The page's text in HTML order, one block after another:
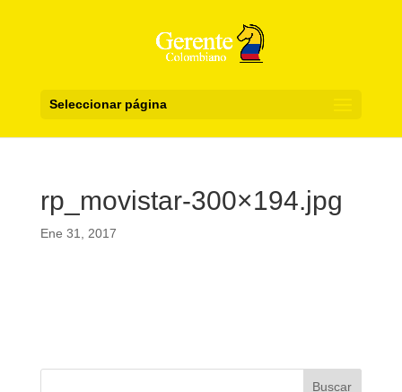
Seleccionar página
rp_movistar-300×194.jpg
Ene 31, 2017